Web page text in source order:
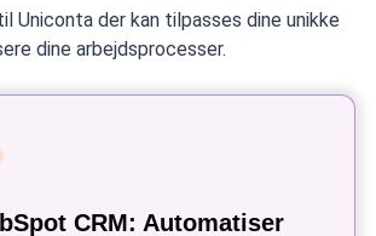
Uniconta der kan tilpasses dine unikke
dine arbejdsprocesser.
CRM: Automatiser